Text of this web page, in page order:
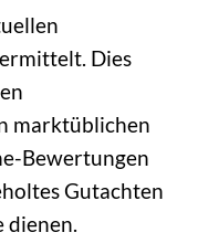
Dies
marktüblichen
Bewertungen
Gutachten
dienen.